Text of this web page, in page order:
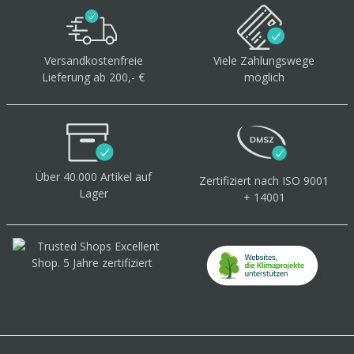
Versandkostenfreie
Lieferung ab 200,- €
Viele Zahlungswege
möglich
Über 40.000 Artikel auf
Lager
Zertifiziert nach ISO 9001
+ 14001